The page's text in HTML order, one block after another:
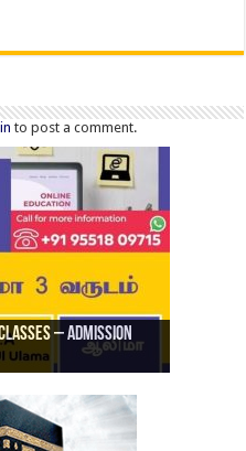
to post a comment.
– Admission
– BA Arabic
Jamia Al Hajiri
Riyadh